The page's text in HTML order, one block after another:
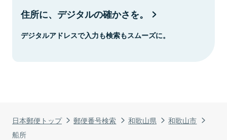
日本郵便トップ 郵便番号検索 和歌山県
和歌山市
船所
住所に、デジタルの確かさを。
デジタルアドレスで入力も検索もスムーズに。